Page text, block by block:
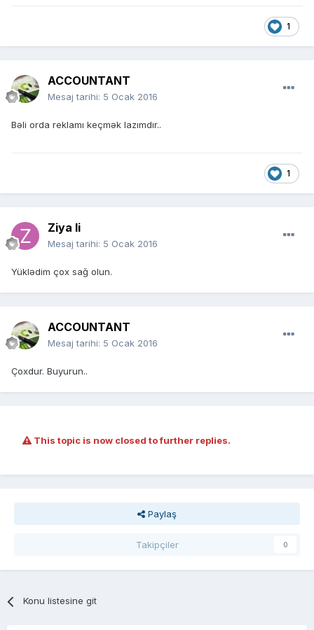
1
ACCOUNTANT
Mesaj tarihi: 5 Ocak 2016
Bəli orda reklamı keçmək lazımdır..
1
Ziya li
Mesaj tarihi: 5 Ocak 2016
Yüklədim çox sağ olun.
ACCOUNTANT
Mesaj tarihi: 5 Ocak 2016
Çoxdur. Buyurun..
This topic is now closed to further replies.
Paylaş
Takipçiler 0
Konu listesine git